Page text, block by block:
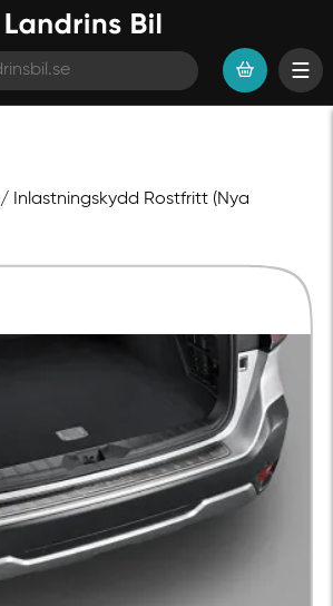
/ Inlastningskydd Rostfritt (Nya